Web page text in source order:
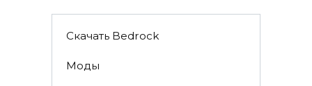
Скачать Bedrock
Моды